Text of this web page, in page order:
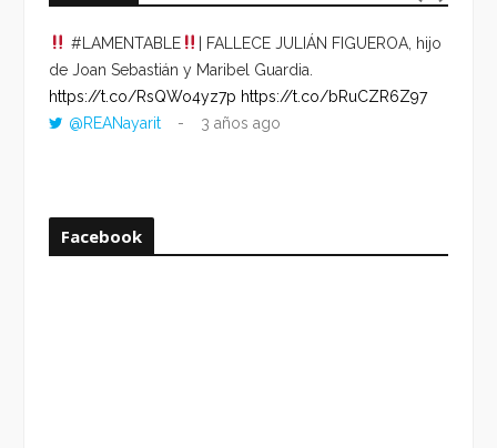
#LAMENTABLE
| FALLECE JULIÁN FIGUEROA, hijo
de Joan Sebastián y Maribel Guardia.
https://t.co/RsQWo4yz7p https://t.co/bRuCZR6Z97
@REANayarit
3 años ago
Facebook